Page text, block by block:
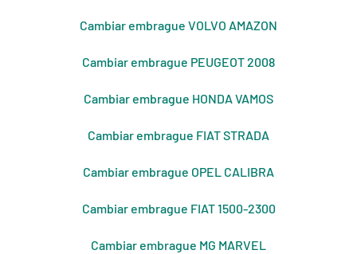
Cambiar embrague VOLVO AMAZON
Cambiar embrague PEUGEOT 2008
Cambiar embrague HONDA VAMOS
Cambiar embrague FIAT STRADA
Cambiar embrague OPEL CALIBRA
Cambiar embrague FIAT 1500-2300
Cambiar embrague MG MARVEL